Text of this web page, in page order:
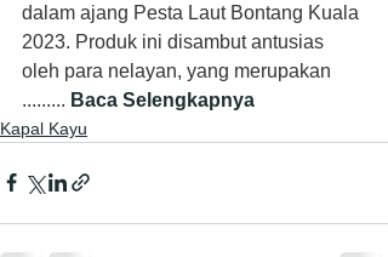
dalam ajang Pesta Laut Bontang Kuala
2023. Produk ini disambut antusias
oleh para nelayan, yang merupakan
......... Baca Selengkapnya
Kapal Kayu